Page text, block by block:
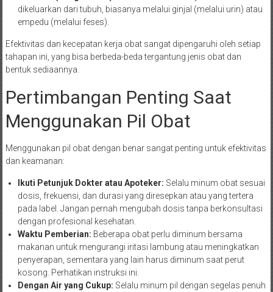
dikeluarkan dari tubuh, biasanya melalui ginjal (melalui urin) atau
empedu (melalui feses).
Efektivitas dan kecepatan kerja obat sangat dipengaruhi oleh setiap
tahapan ini, yang bisa berbeda-beda tergantung jenis obat dan
bentuk sediaannya.
Pertimbangan Penting Saat
Menggunakan Pil Obat
Menggunakan pil obat dengan benar sangat penting untuk efektivitas
dan keamanan:
Ikuti Petunjuk Dokter atau Apoteker: Selalu minum obat sesuai
dosis, frekuensi, dan durasi yang diresepkan atau yang tertera
pada label. Jangan pernah mengubah dosis tanpa berkonsultasi
dengan profesional kesehatan.
Waktu Pemberian: Beberapa obat perlu diminum bersama
makanan untuk mengurangi iritasi lambung atau meningkatkan
penyerapan, sementara yang lain harus diminum saat perut
kosong. Perhatikan instruksi ini.
Dengan Air yang Cukup: Selalu minum pil dengan segelas penuh